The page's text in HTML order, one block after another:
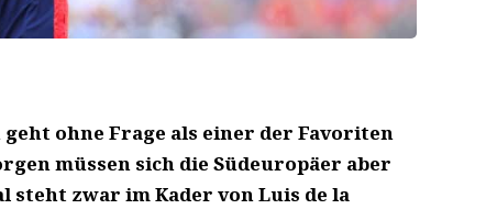
ohne Frage als einer der Favoriten
müssen sich die Südeuropäer aber
steht zwar im Kader von Luis de la